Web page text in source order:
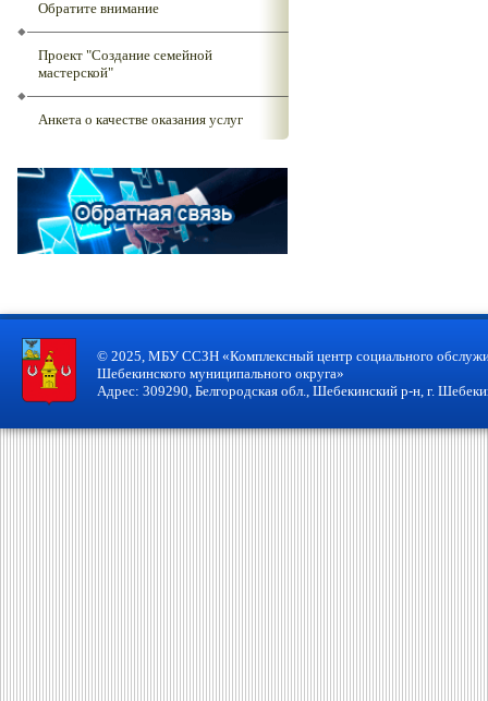
Обратите внимание
Проект "Создание семейной
мастерской"
Анкета о качестве оказания услуг
© 2025, МБУ ССЗН «Комплексный центр социального
Шебекинского муниципального округа»
Адрес: 309290, Белгородская обл., Шебекинский р-н, г.